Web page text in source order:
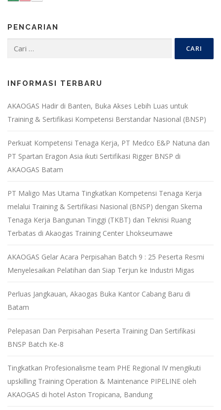
PENCARIAN
Cari
INFORMASI TERBARU
AKAOGAS Hadir di Banten, Buka Akses Lebih Luas untuk
Training & Sertifikasi Kompetensi Berstandar Nasional (BNSP)
Perkuat Kompetensi Tenaga Kerja, PT Medco E&P Natuna dan
PT Spartan Eragon Asia ikuti Sertifikasi Rigger BNSP di
AKAOGAS Batam
PT Maligo Mas Utama Tingkatkan Kompetensi Tenaga Kerja
melalui Training & Sertifikasi Nasional (BNSP) dengan Skema
Tenaga Kerja Bangunan Tinggi (TKBT) dan Teknisi Ruang
Terbatas di Akaogas Training Center Lhokseumawe
AKAOGAS Gelar Acara Perpisahan Batch 9 : 25 Peserta Resmi
Menyelesaikan Pelatihan dan Siap Terjun ke Industri Migas
Perluas Jangkauan, Akaogas Buka Kantor Cabang Baru di
Batam
Pelepasan Dan Perpisahan Peserta Training Dan Sertifikasi
BNSP Batch Ke-8
Tingkatkan Profesionalisme team PHE Regional IV mengikuti
upskilling Training Operation & Maintenance PIPELINE oleh
AKAOGAS di hotel Aston Tropicana, Bandung